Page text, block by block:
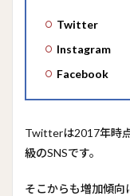
Twitter
Instagram
Facebook
Twitterは2017年時
級のSNSです。
そこからも増加傾